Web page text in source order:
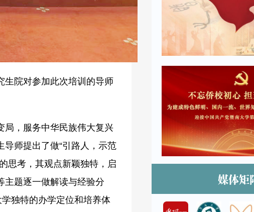
生院对参加此次培训的导师
局，服务中华民族伟大复兴
师提出了做“引路人，示范
思考，其观点新颖独特，启
主题逐一做解读与经验分
独特的办学定位和培养体
媒体矩